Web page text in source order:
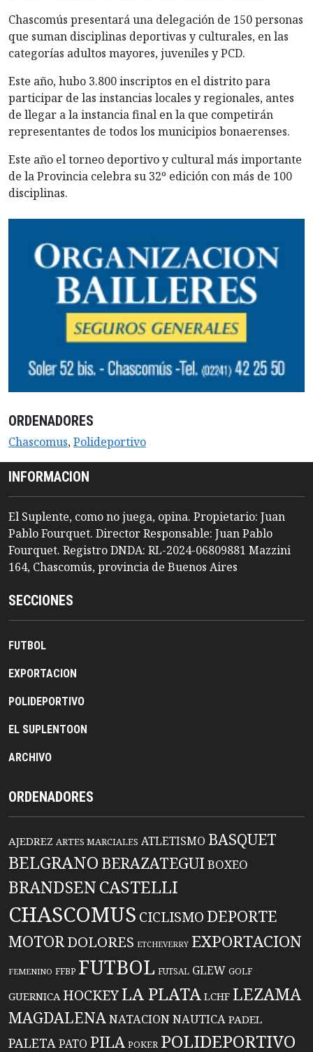
Chascomús presentará una delegación de 150 personas
que suman disciplinas deportivas y culturales, en las
categorías adultos mayores, juveniles y PCD.
Este año, hubo 3.800 inscriptos en el distrito para
participar de las instancias locales y regionales, antes
de llegar a la instancia final en la que competirán
representantes de todos los municipios bonaerenses.
Este año el torneo deportivo y cultural más importante
de la Provincia celebra su 32º edición con más de 100
disciplinas.
ORDENADORES
Chascomus,Polideportivo
INFORMACION
El Suplente, como no juega, opina. Propietario: Juan
Pablo Fourquet. Director Responsable: Juan Pablo
Fourquet. Registro DNDA: RL-2024-06809881 Mazzini
164, Chascomús, provincia de Buenos Aires
SECCIONES
FUTBOL
EXPORTACION
POLIDEPORTIVO
EL SUPLENTOON
ARCHIVO
ORDENADORES
AJEDREZ ARTES MARCIALES ATLETISMO BASQUET
BELGRANO BERAZATEGUIBOXEO
BRANDSENCASTELLI
CHASCOMUS CICLISMO DEPORTE
MOTORDOLORES ETCHEVERRY EXPORTACION
FEMENINO FFBP FUTBOL FUTSAL GLEW GOLF
GUERNICA HOCKEYLA PLATA LCHF LEZAMA
MAGDALENANATACIONNAUTICA PADEL
PALETAPATO PILA POKER POLIDEPORTIVO